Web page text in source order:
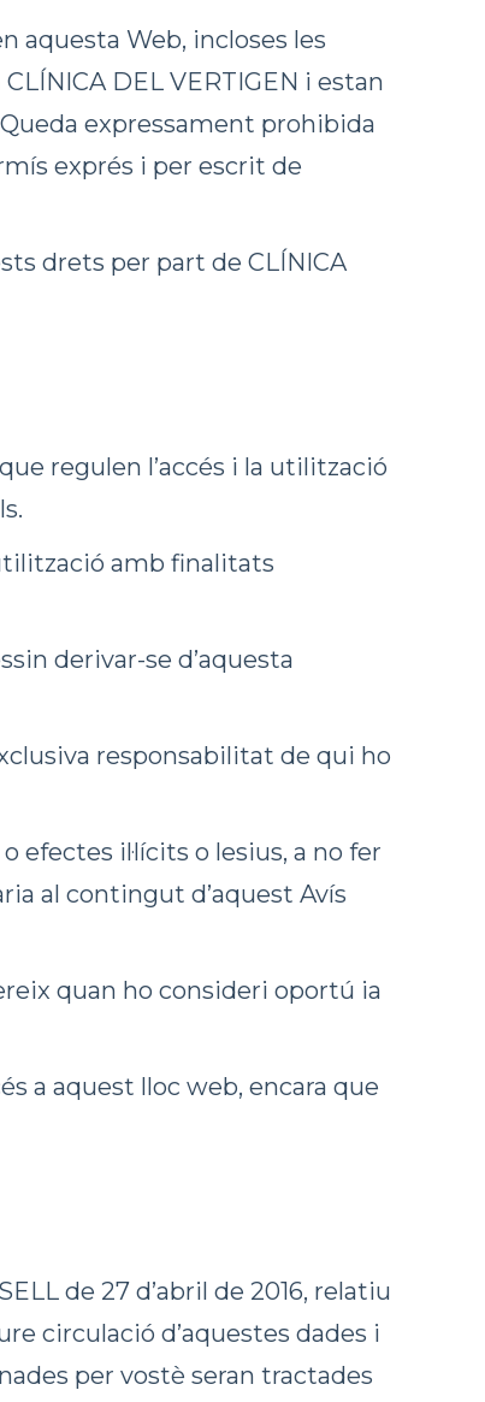
aquesta Web, incloses les
DEL VERTIGEN i estan
expressament prohibida
exprés i per escrit de
drets per part de CLÍNICA
regulen l’accés i la utilització
amb finalitats
derivar-se d’aquesta
responsabilitat de qui ho
efectes il·lícits o lesius, a no fer
al contingut d’aquest Avís
quan ho consideri oportú ia
a aquest lloc web, encara que
de 27 d’abril de 2016, relatiu
circulació d’aquestes dades i
per vostè seran tractades